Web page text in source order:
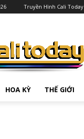
Truyền Hình Cali Today
HOA KỲ THẾ GIỚI